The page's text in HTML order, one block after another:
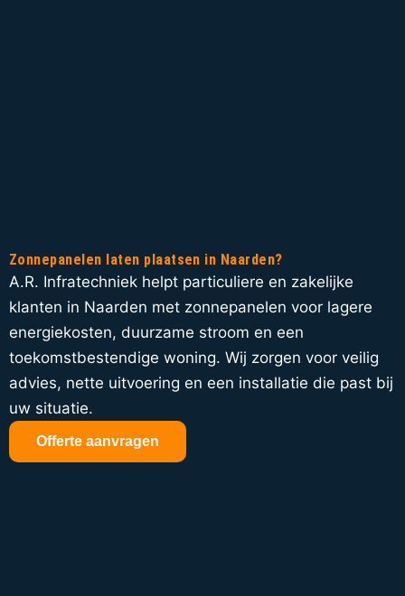
Zonnepanelen laten plaatsen in Naarden?
A.R. Infratechniek helpt particuliere en zakelijke
klanten in Naarden met zonnepanelen voor lagere
energiekosten, duurzame stroom en een
toekomstbestendige woning. Wij zorgen voor veilig
advies, nette uitvoering en een installatie die past bij
uw situatie.
Offerte aanvragen